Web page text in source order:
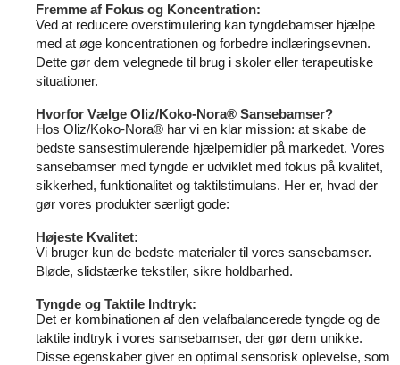
Fremme af Fokus og Koncentration:
Ved at reducere overstimulering kan tyngdebamser hjælpe
med at øge koncentrationen og forbedre indlæringsevnen.
Dette gør dem velegnede til brug i skoler eller terapeutiske
situationer.
Hvorfor Vælge Oliz/Koko-Nora® Sansebamser?
Hos Oliz/Koko-Nora® har vi en klar mission: at skabe de
bedste sansestimulerende hjælpemidler på markedet. Vores
sansebamser med tyngde er udviklet med fokus på kvalitet,
sikkerhed, funktionalitet og taktilstimulans. Her er, hvad der
gør vores produkter særligt gode:
Højeste Kvalitet:
Vi bruger kun de bedste materialer til vores sansebamser.
Bløde, slidstærke tekstiler, sikre holdbarhed.
Tyngde og Taktile Indtryk:
Det er kombinationen af den velafbalancerede tyngde og de
taktile indtryk i vores sansebamser, der gør dem unikke.
Disse egenskaber giver en optimal sensorisk oplevelse, som